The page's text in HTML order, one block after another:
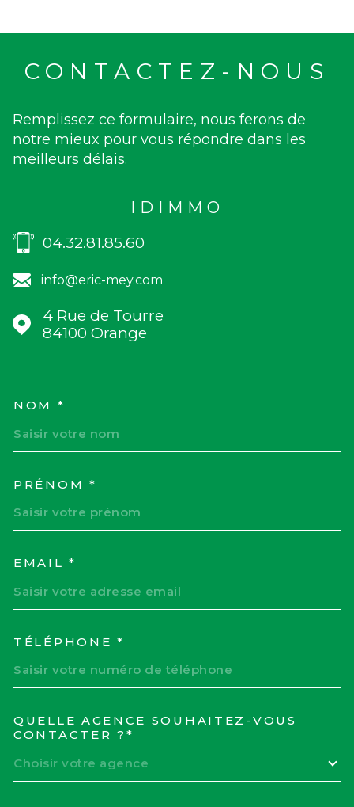
CONTACTEZ-NOUS
Remplissez ce formulaire, nous ferons de
notre mieux pour vous répondre dans les
meilleurs délais.
IDIMMO
04.32.81.85.60
info@eric-mey.com
4 Rue de Tourre
84100
Orange
NOM *
PRÉNOM *
EMAIL *
TÉLÉPHONE *
QUELLE AGENCE SOUHAITEZ-VOUS
CONTACTER ?*
Choisir votre agence